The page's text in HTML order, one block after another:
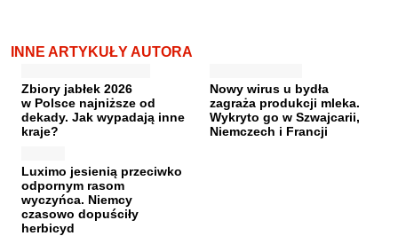
INNE ARTYKUŁY AUTORA
Zbiory jabłek 2026
w Polsce najniższe od
dekady. Jak wypadają inne
kraje?
Nowy wirus u bydła
zagraża produkcji mleka.
Wykryto go w Szwajcarii,
Niemczech i Francji
Luximo jesienią przeciwko
odpornym rasom
wyczyńca. Niemcy
czasowo dopuściły
herbicyd